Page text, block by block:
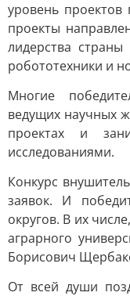
уровень
проекты
лидерства
робототехники и
Многие
ведущих научных
проектах и
исследованиями.
Конкурс
заявок. И
округов. В их
аграрного
Борисович
От всей души